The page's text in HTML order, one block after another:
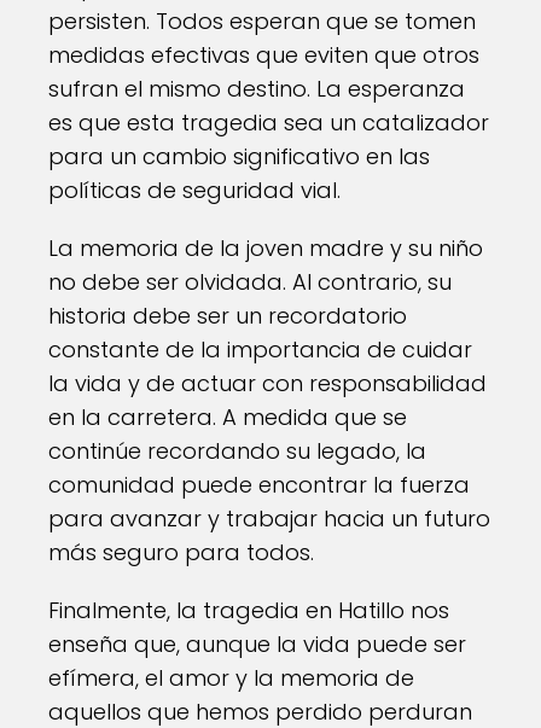
persisten. Todos esperan que se tomen
medidas efectivas que eviten que otros
sufran el mismo destino. La esperanza
es que esta tragedia sea un catalizador
para un cambio significativo en las
políticas de seguridad vial.
La memoria de la joven madre y su niño
no debe ser olvidada. Al contrario, su
historia debe ser un recordatorio
constante de la importancia de cuidar
la vida y de actuar con responsabilidad
en la carretera. A medida que se
continúe recordando su legado, la
comunidad puede encontrar la fuerza
para avanzar y trabajar hacia un futuro
más seguro para todos.
Finalmente, la tragedia en Hatillo nos
enseña que, aunque la vida puede ser
efímera, el amor y la memoria de
aquellos que hemos perdido perduran